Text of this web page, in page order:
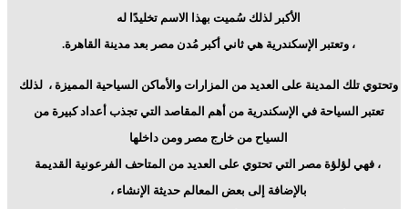
الأكبر لذلك سُميت بهذا الاسم تخليدًا له
، وتعتبر الإسكندرية هي ثاني أكبر مُدن مصر بعد مدينة القاهرة.
وتحتوي تلك المدينة على العديد من المزارات والأماكن السياحية المميزة ، لذلك
تعتبر السياحة في الإسكندرية من أهم المقاصد التي تجذب أعداد كبيرة من
السياح من خارج مصر ومن داخلها
، فهي لؤلؤة مصر التي تحتوي على العديد من المتاحف الفرعونية القديمة
بالإضافة إلى بعض المعالم حديثة الإنشاء ،